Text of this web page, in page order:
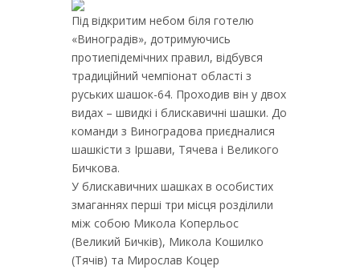
Під відкритим небом біля готелю
«Виноградів», дотримуючись
протиепідемічних правил, відбувся
традиційний чемпіонат області з
руських шашок-64. Проходив він у двох
видах – швидкі і блискавичні шашки. До
команди з Виноградова приєдналися
шашкісти з Іршави, Тячева і Великого
Бичкова.
У блискавичних шашках в особистих
змаганнях перші три місця розділили
між собою Микола Коперльос
(Великий Бичків), Микола Кошилко
(Тячів) та Мирослав Коцер